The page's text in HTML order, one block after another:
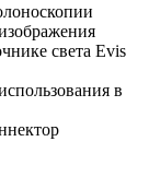
света Evis
в